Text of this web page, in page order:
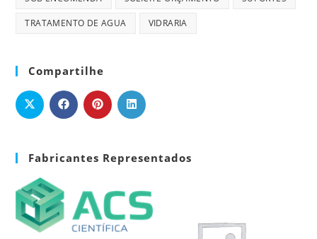
TRATAMENTO DE AGUA VIDRARIA
Compartilhe
Fabricantes Representados